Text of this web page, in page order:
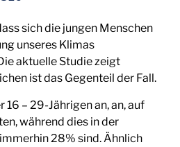
sich die jungen Menschen
unseres Klimas
aktuelle Studie zeigt
ist das Gegenteil der Fall.
16 – 29-Jährigen an, an, auf
während dies in der
28% sind. Ähnlich